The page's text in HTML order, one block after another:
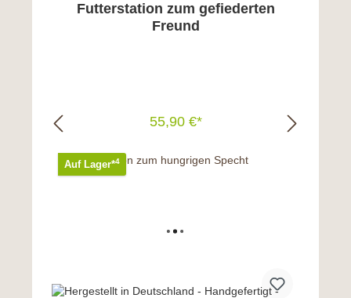
Futterstation zum gefiederten
Freund
55,90 €*
In den Warenkorb
Auf Lager*4